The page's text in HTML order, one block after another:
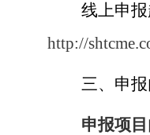
线上申报
http://
三、 申
申报项